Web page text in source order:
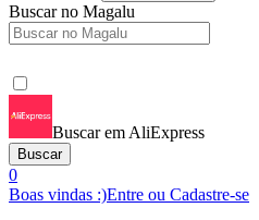
Buscar no Magalu
Buscar em AliExpress
Buscar
0
Boas vindas :)Entre ou Cadastre-se